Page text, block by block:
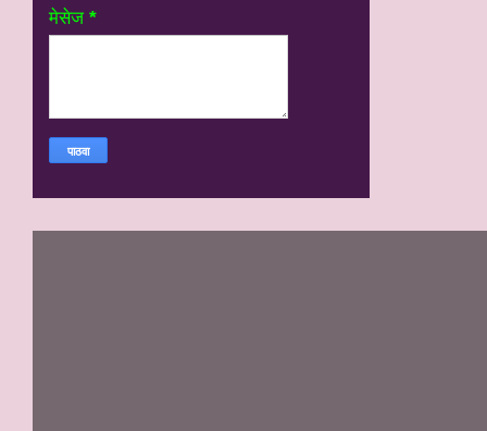
मेसेज *